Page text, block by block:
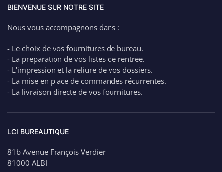
Permanent
2000
OGIVE
–
BLEU
BIENVENUE SUR NOTRE SITE
Nous vous accompagnons dans :
- Le choix de vos fournitures de bureau.
- La préparation de vos listes de rentrée.
- L'impression et la reliure de vos dossiers.
- La mise en place de commandes récurrentes.
- La livraison directe de vos fournitures.
LCI BUREAUTIQUE
81b Avenue François Verdier
81000 ALBI